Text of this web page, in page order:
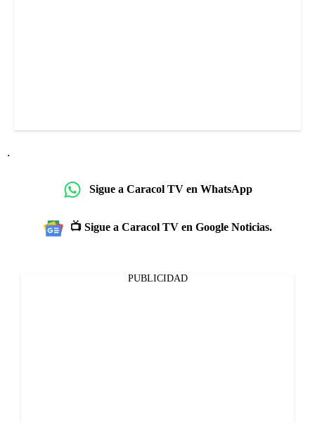
.
Sigue a Caracol TV en WhatsApp
📺 Sigue a Caracol TV en Google Noticias.
PUBLICIDAD